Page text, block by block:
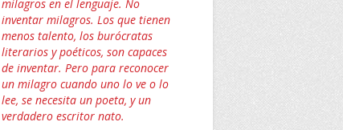
milagros en el lenguaje. No
inventar milagros. Los que tienen
menos talento, los burócratas
literarios y poéticos, son capaces
de inventar. Pero para reconocer
un milagro cuando uno lo ve o lo
lee, se necesita un poeta, y un
verdadero escritor nato.